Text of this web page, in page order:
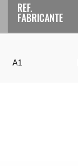
REF.
FABRICANTE
A1